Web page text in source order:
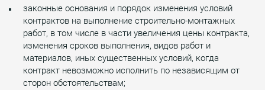
законные основания и порядок изменения условий
контрактов на выполнение строительно-монтажных
работ, в том числе в части увеличения цены контракта,
изменения сроков выполнения, видов работ и
материалов, иных существенных условий, когда
контракт невозможно исполнить по независящим от
сторон обстоятельствам;